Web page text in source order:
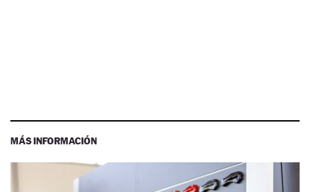
MÁS INFORMACIÓN